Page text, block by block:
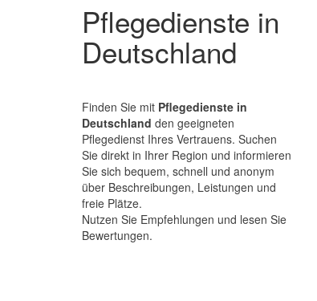
Pflegedienste in
Deutschland
Finden Sie mit Pflegedienste in
Deutschland den geeigneten
Pflegedienst Ihres Vertrauens. Suchen
Sie direkt in Ihrer Region und informieren
Sie sich bequem, schnell und anonym
über Beschreibungen, Leistungen und
freie Plätze.
Nutzen Sie Empfehlungen und lesen Sie
Bewertungen.